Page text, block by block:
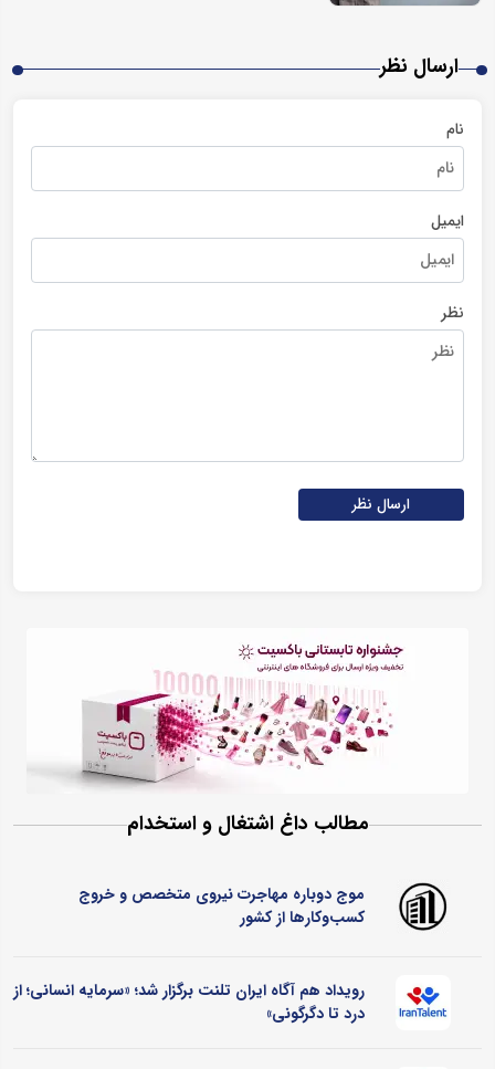
ارسال نظر
نام
ایمیل
نظر
ارسال نظر
مطالب داغ اشتغال و استخدام
موج دوباره مهاجرت نیروی متخصص و خروج
کسب‌وکارها از کشور
رویداد هم آگاه ایران تلنت برگزار شد؛ «سرمایه انسانی؛ از
درد تا دگرگونی»